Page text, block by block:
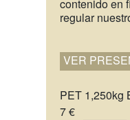
contenido en
regular
VER
PET 1,250kg
7 €